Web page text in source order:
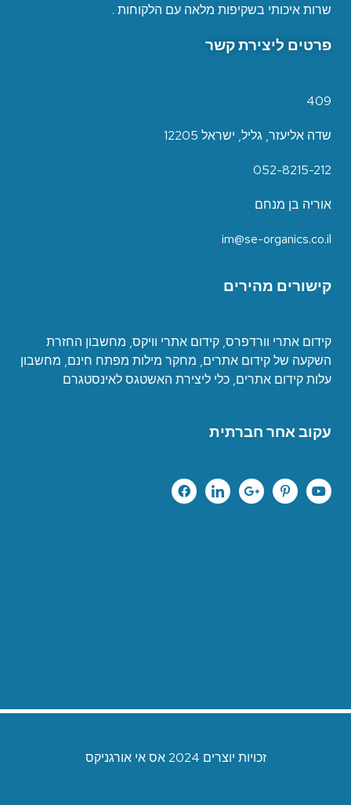
שרות איכותי בשקיפות מלאה עם הלקוחות .
פרטים ליצירת קשר
409
שדה אליעזר, גליל, ישראל 12205
052-8215-212
אוריה בן מנחם
im@se-organics.co.il
קישורים מהירים
קידום אתרי וורדפרס, קידום אתרי וויקס, מחשבון החזרת
השקעה של קידום אתרים, מחקר מילות מפתח חינם, מחשבון
עלות קידום אתרים, כלי ליצירת האשטגס לאינסטגרם
עקוב אחר חברתית
זכויות יוצרים 2024 אס אי אורגניקס